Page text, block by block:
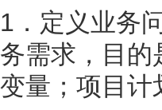
1．定义业务
务需求，目的
变量；项目计